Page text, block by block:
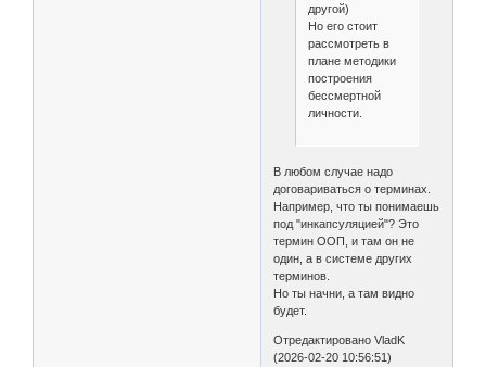
другой)
Но его стоит
рассмотреть в
плане методики
построения
бессмертной
личности.
В любом случае надо
договариваться о терминах.
Например, что ты понимаешь
под "инкапсуляцией"? Это
термин ООП, и там он не
один, а в системе других
терминов.
Но ты начни, а там видно
будет.
Отредактировано VladK
(2026-02-20 10:56:51)